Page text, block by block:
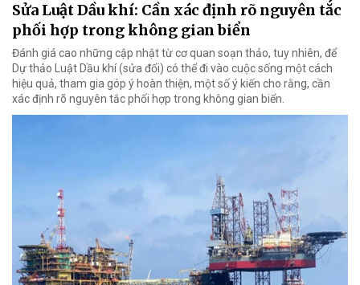
Sửa Luật Dầu khí: Cần xác định rõ nguyên tắc
phối hợp trong không gian biển
Đánh giá cao những cập nhật từ cơ quan soạn thảo, tuy nhiên, để
Dự thảo Luật Dầu khí (sửa đổi) có thể đi vào cuộc sống một cách
hiệu quả, tham gia góp ý hoàn thiện, một số ý kiến cho rằng, cần
xác định rõ nguyên tắc phối hợp trong không gian biển.